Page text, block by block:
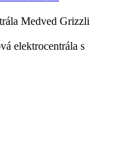
elektrocentrála s